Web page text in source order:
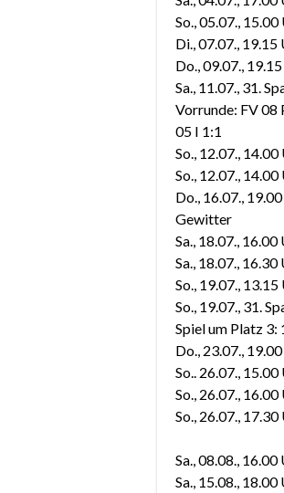
So., 05.07.,
Di., 07.07., 19.15
Do., 09.07.,
Sa., 11.07., 31.
Vorrunde: FV 08
05 I 1:1
So., 12.07.,
So., 12.07.,
Do., 16.07.,
Gewitter
Sa., 18.07.,
Sa., 18.07.,
So., 19.07.,
So., 19.07., 31.
Spiel um Platz 3:
Do., 23.07.,
So.. 26.07.,
So., 26.07.,
So., 26.07.,
Sa., 08.08.,
Sa., 15.08.,